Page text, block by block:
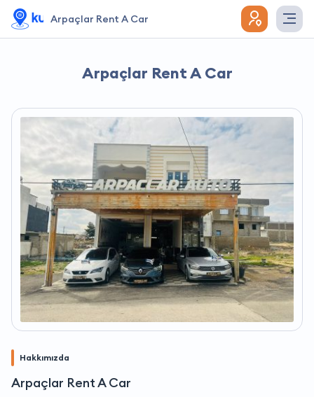
Arpaçlar Rent A Car
Arpaçlar Rent A Car
Hakkımızda
Arpaçlar Rent A Car